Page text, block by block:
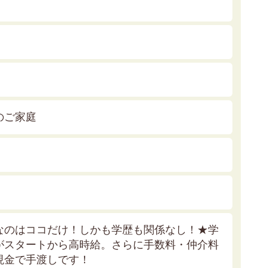
ご家庭
はココだけ！しかも学歴も関係なし！★学
タートから高時給。さらに手数料・仲介料
で手渡しです！